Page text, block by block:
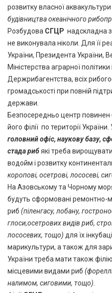
розвитку власної
будівництва океанічного
Розбудова СГЦР надскладна
не виконувала ніколи. Для її
України, Президента України,
Міністерства аграрної
Держрибагентства, всіх
громадськості при повній
держави.
Безпосередньо центр повинен
його філії по території
головний офіс, наукову базу,
стада рибякі треба
водойм і розвитку
коропові, осетрові, лососеві,
На Азовському та Чорному
будуть сформовані ремонтно-
риб (піленгасу, лобану,
глоси,осетрових видів риб,
лососевих, тощо) для їх
марикультури, а також для
України треба мати також
місцевими видами риб
налимом, сиговими, тощо).